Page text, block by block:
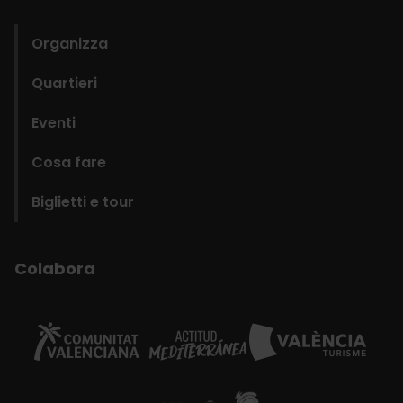
Organizza
Quartieri
Eventi
Cosa fare
Biglietti e tour
Colabora